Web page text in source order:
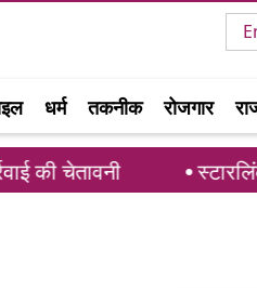
धर्म तकनीक रोजगार
स्टारलिंक को मिलेगी